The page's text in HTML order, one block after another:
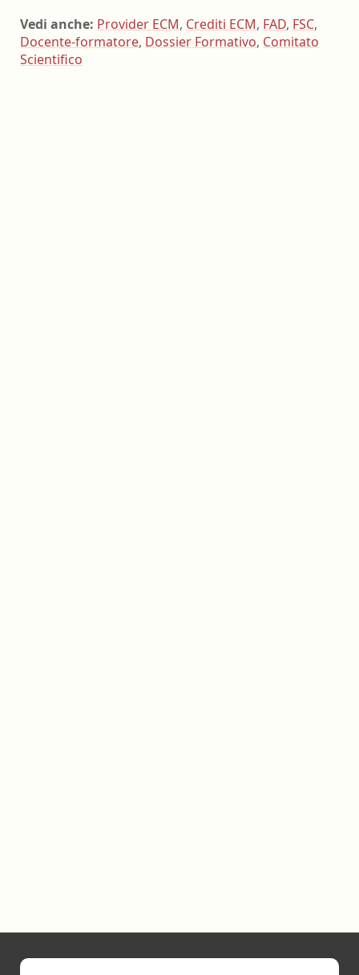
Vedi anche: Provider ECM, Crediti ECM, FAD, FSC,
Docente-formatore, Dossier Formativo, Comitato
Scientifico